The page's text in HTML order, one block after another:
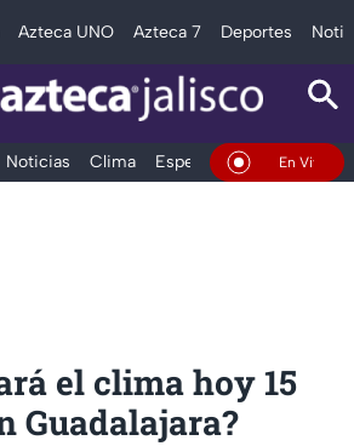
Azteca UNO Azteca 7 Deportes
Noticias Clima Espectáculos Deportes
En Vivo
el clima hoy 15
Guadalajara?